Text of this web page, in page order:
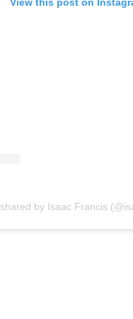
View this post on
by Isaac Francis